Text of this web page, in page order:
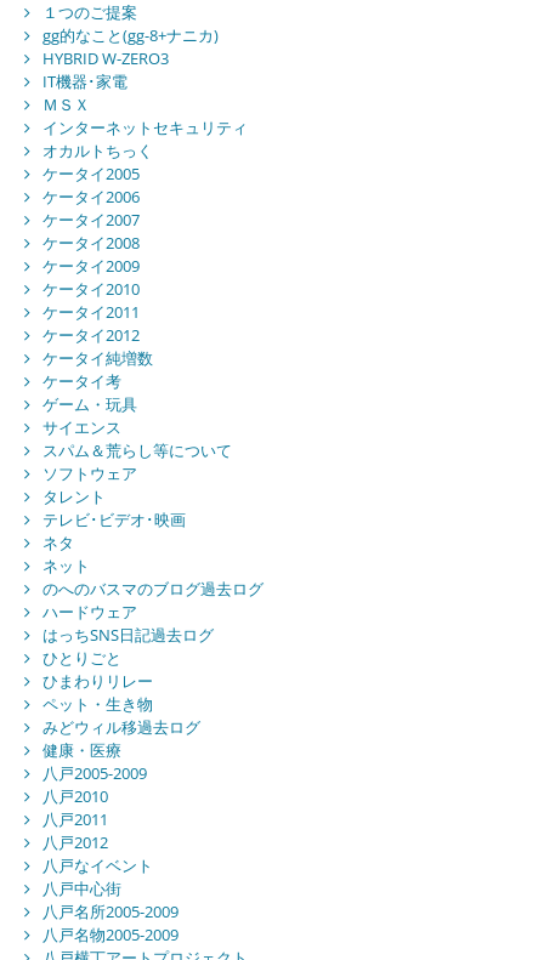
１つのご提案
gg的なこと(gg-8+ナニカ)
HYBRID W-ZERO3
IT機器･家電
ＭＳＸ
インターネットセキュリティ
オカルトちっく
ケータイ2005
ケータイ2006
ケータイ2007
ケータイ2008
ケータイ2009
ケータイ2010
ケータイ2011
ケータイ2012
ケータイ純増数
ケータイ考
ゲーム・玩具
サイエンス
スパム＆荒らし等について
ソフトウェア
タレント
テレビ･ビデオ･映画
ネタ
ネット
のへのバスマのブログ過去ログ
ハードウェア
はっちSNS日記過去ログ
ひとりごと
ひまわりリレー
ペット・生き物
みどウィル移過去ログ
健康・医療
八戸2005-2009
八戸2010
八戸2011
八戸2012
八戸なイベント
八戸中心街
八戸名所2005-2009
八戸名物2005-2009